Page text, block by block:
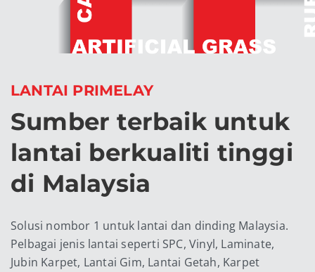
LANTAI PRIMELAY
Sumber terbaik untuk
lantai berkualiti tinggi
di Malaysia
Solusi nombor 1 untuk lantai dan dinding Malaysia.
Pelbagai jenis lantai seperti SPC, Vinyl, Laminate,
Jubin Karpet, Lantai Gim, Lantai Getah, Karpet